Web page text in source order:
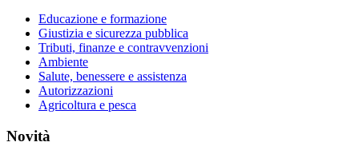
Educazione e formazione
Giustizia e sicurezza pubblica
Tributi, finanze e contravvenzioni
Ambiente
Salute, benessere e assistenza
Autorizzazioni
Agricoltura e pesca
Novità